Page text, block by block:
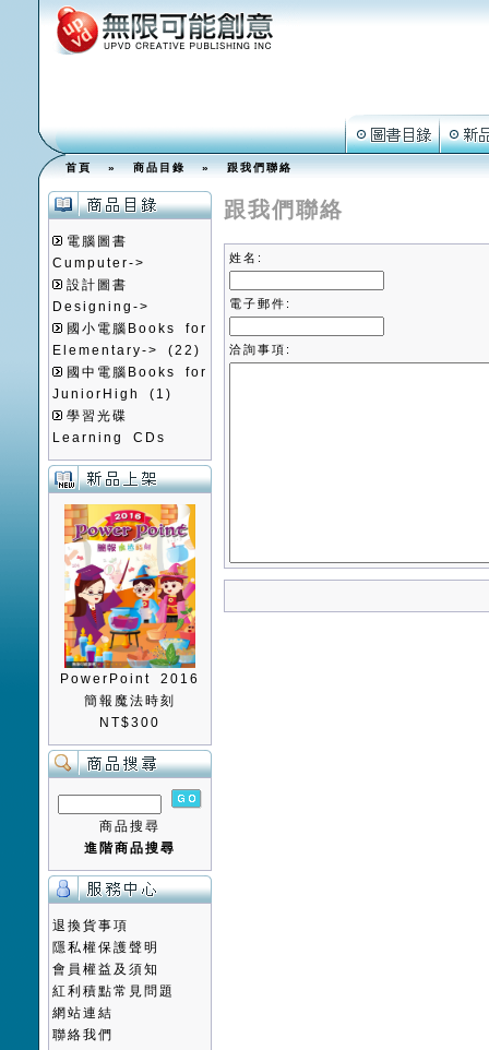
首頁»商品目錄»跟我們聯絡
電腦圖書
Cumputer->
設計圖書
Designing->
國小電腦Books for
Elementary->
(22)
國中電腦Books for
JuniorHigh
(1)
學習光碟
Learning CDs
PowerPoint 2016
簡報魔法時刻
NT$300
商品搜尋
進階商品搜尋
退換貨事項
隱私權保護聲明
會員權益及須知
紅利積點常見問題
網站連結
聯絡我們
跟我們聯絡
姓名:
電子郵件:
洽詢事項: